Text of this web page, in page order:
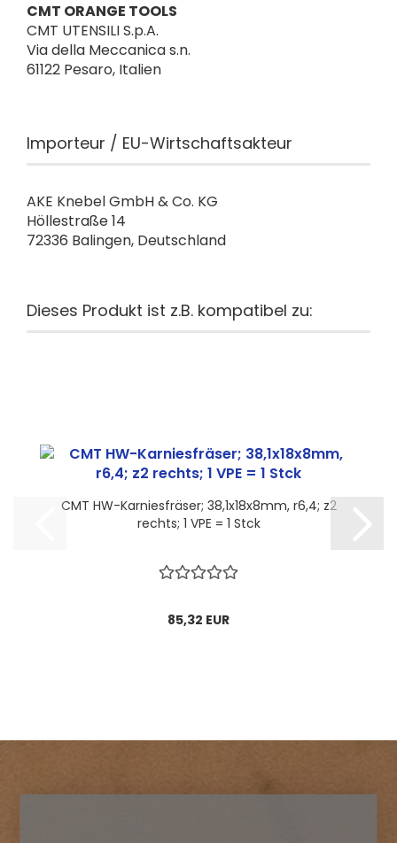
CMT ORANGE TOOLS
CMT UTENSILI S.p.A.
Via della Meccanica s.n.
61122 Pesaro, Italien
Importeur / EU-Wirtschaftsakteur
AKE Knebel GmbH & Co. KG
Höllestraße 14
72336 Balingen, Deutschland
Dieses Produkt ist z.B. kompatibel zu:
CMT HW-Karniesfräser; 38,1x18x8mm, r6,4; z2
rechts; 1 VPE = 1 Stck
85,32 EUR